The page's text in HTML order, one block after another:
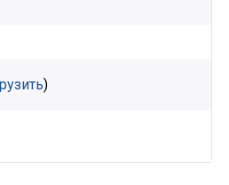
)